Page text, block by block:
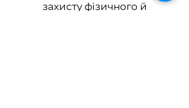
захисту фізичного й